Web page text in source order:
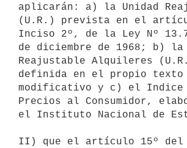
aplicarán: a) la Unidad
(U.R.) prevista en el
Inciso 2º, de la Ley Nº
de diciembre de 1968; b) la
Reajustable Alquileres
definida en el propio
modificativo y c) el Indice
Precios al Consumidor,
el Instituto Nacional de
II) que el artículo 15º del